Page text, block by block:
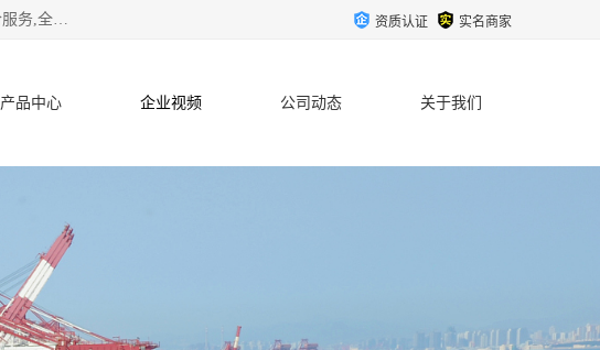
深圳市子扬国际物流有限公司专注深圳保税区转厂,保税区退运返修,转厂出口退税,坪山保税区转厂费用,保税一日游综合服务,全程托管，公司是严格按照“专业化定位、综合化经营、差异化发展”的经营思路建立的现代第三方物流，在通关业务、保税区仓储、退运返修、供应链金融方面具有较强的竞争优势。公司秉承“高效专业、服务客户、创新发展”的经营理念，已发展成为国内外知名企业的战略合作商。 资质认证 实名商家
产品中心 企业视频 公司动态 关于我们